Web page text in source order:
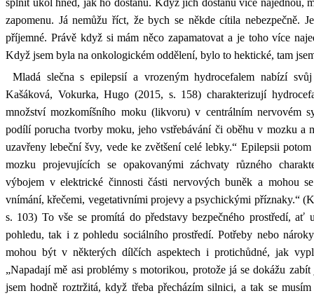
splnit úkol hned, jak ho dostanu. Když jich dostanu více najednou,
zapomenu. Já nemůžu říct, že bych se někde cítila nebezpečně.
příjemné. Právě když si mám něco zapamatovat a je toho více
Když jsem byla na onkologickém oddělení, bylo to hektické, tam
Mladá slečna s epilepsií a vrozeným hydrocefalem nabízí
Kašáková, Vokurka, Hugo (2015, s. 158) charakterizují
množství mozkomíšního moku (likvoru) v centrálním nervovém
podílí porucha tvorby moku, jeho vstřebávání či oběhu v mozku a
uzavřeny lebeční švy, vede ke zvětšení celé lebky.“ Epilepsii
mozku projevujících se opakovanými záchvaty různého
výbojem v elektrické činnosti části nervových buněk a mohou
vnímání, křečemi, vegetativními projevy a psychickými příznaky.“
s. 103) To vše se promítá do představy bezpečného prostředí, ať
pohledu, tak i z pohledu sociálního prostředí. Potřeby nebo
mohou být v některých dílčích aspektech i protichůdné, jak
„Napadají mě asi problémy s motorikou, protože já se dokážu
jsem hodně roztržitá, když třeba přecházím silnici, a tak se